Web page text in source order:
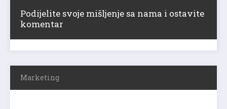
Podijelite svoje mišljenje sa nama i ostavite
komentar
Marketing